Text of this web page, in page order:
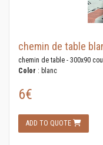
chemin de table
chemin de table - 300x90
Color : blanc
6€
ADD TO QUOTE